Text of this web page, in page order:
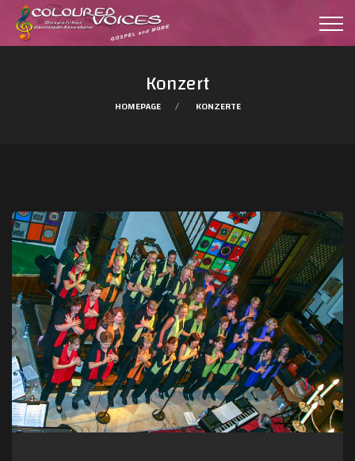
Konzert
HOMEPAGE KONZERTE